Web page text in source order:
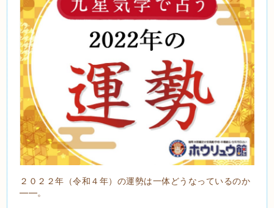
２０２２年（令和４年）の運勢は一体どうなっているのか
――。